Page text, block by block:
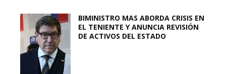
BIMINISTRO MAS ABORDA CRISIS EN
EL TENIENTE Y ANUNCIA REVISIÓN
DE ACTIVOS DEL ESTADO